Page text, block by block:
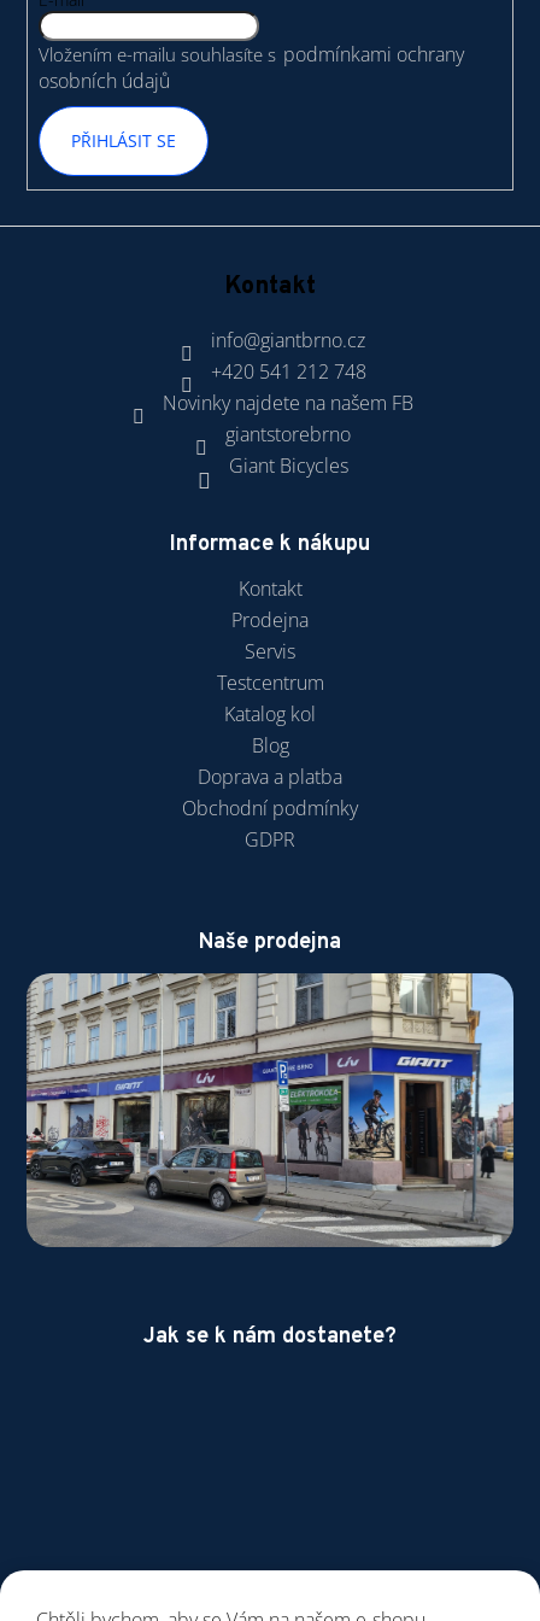
k
y
u
Vložením e-mailu souhlasíte s podmínkami ochrany
osobních údajů
PŘIHLÁSIT SE
Kontakt
info@giantbrno.cz
+420 541 212 748
Novinky najdete na našem FB
giantstorebrno
Giant Bicycles
Informace k nákupu
Kontakt
Prodejna
Servis
Testcentrum
Katalog kol
Blog
Doprava a platba
Obchodní podmínky
GDPR
Naše prodejna
Jak se k nám dostanete?